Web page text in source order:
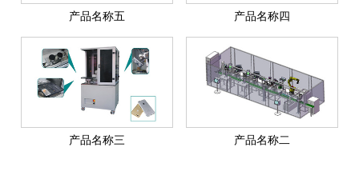
产品名称五 产品名称四
产品名称三 产品名称二